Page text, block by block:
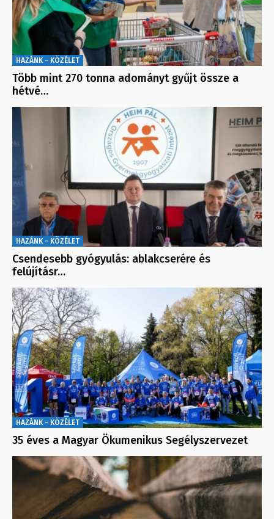
HAZÁNK - KÖZÉLET
Több mint 270 tonna adományt gyűjt össze a
hétvé…
HAZÁNK - KÖZÉLET
Csendesebb gyógyulás: ablakcserére és
felújításr…
HAZÁNK - KÖZÉLET
35 éves a Magyar Ökumenikus Segélyszervezet